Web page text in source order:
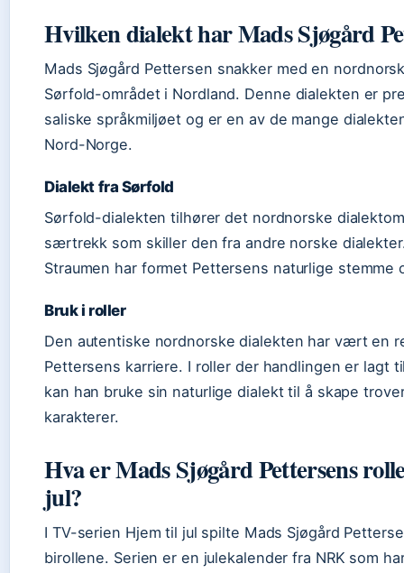
Hvilken dialekt har Mads Sjøgård
Mads Sjøgård Pettersen snakker med en
Sørfold-området i Nordland. Denne dialekten er
saliske språkmiljøet og er en av de mange
Nord-Norge.
Dialekt fra Sørfold
Sørfold-dialekten tilhører det nordnorske
særtrekk som skiller den fra andre norske
Straumen har formet Pettersens naturlige stemme
Bruk i roller
Den autentiske nordnorske dialekten har vært en
Pettersens karriere. I roller der handlingen er lagt
kan han bruke sin naturlige dialekt til å skape
karakterer.
Hva er Mads Sjøgård Pettersens
jul?
I TV-serien Hjem til jul spilte Mads Sjøgård
birollene. Serien er en julekalender fra NRK som